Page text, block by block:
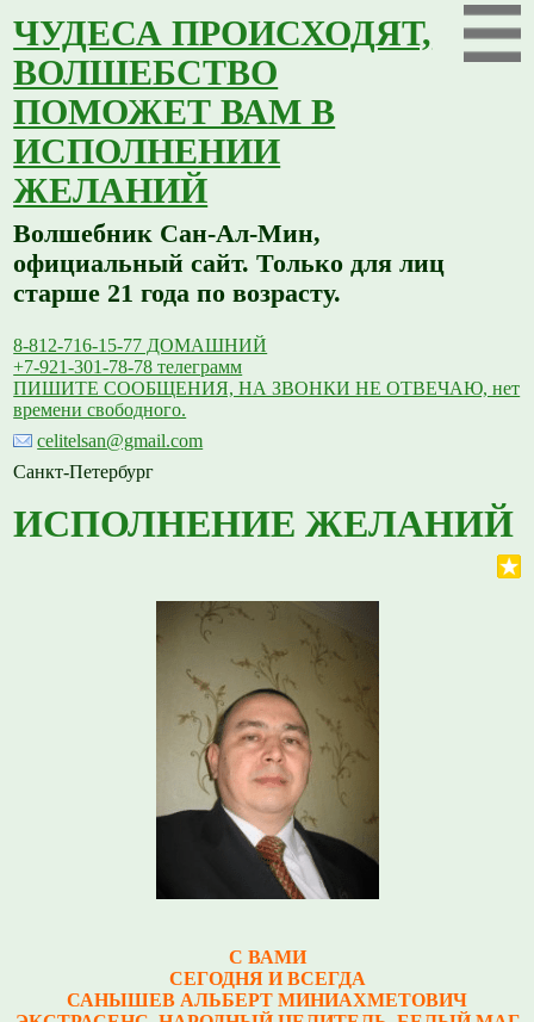
ЧУДЕСА ПРОИСХОДЯТ,
ВОЛШЕБСТВО
ПОМОЖЕТ ВАМ В
ИСПОЛНЕНИИ
ЖЕЛАНИЙ
Волшебник Сан-Ал-Мин,
официальный сайт. Только для лиц
старше 21 года по возрасту.
8-812-716-15-77 ДОМАШНИЙ
+7-921-301-78-78 телеграмм
ПИШИТЕ СООБЩЕНИЯ, НА ЗВОНКИ НЕ ОТВЕЧАЮ, нет
времени свободного.
celitelsan@gmail.com
Санкт-Петербург
ИСПОЛНЕНИЕ ЖЕЛАНИЙ
С ВАМИ
СЕГОДНЯ И ВСЕГДА
САНЫШЕВ АЛЬБЕРТ МИНИАХМЕТОВИЧ